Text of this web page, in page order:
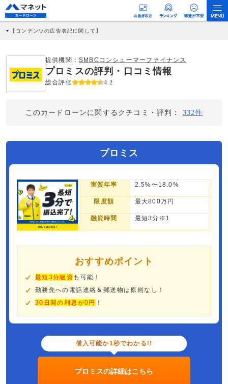
【コンテンツの広告表記に関して】
社に対して企業から紹介報酬が支払われるという収益モデルです。 ただし、特定の
商品を根拠なくPRするものではなく、当編集部の調査／ユーザーへの口コミ収集な
どに基づき、公平性を担保した情報提供を行っています。
>提携企業一覧
提供機関： SMBCコンシューマーファイナンス
プロミスの評判・口コミ情報
総合評価 4.2
このカードローンに関するクチコミ・評判： 332件
プロミス
実質年率 2.5%〜18.0%
限度額 最大800万円
融資時間 最短3分※1
おすすめポイント
最短3分融資 も可能！
勤務先への電話連絡＆郵送物は原則なし！
30日間の利息が0円
！
借入可能か1秒でわかる!!
プロミスの詳細はこちら